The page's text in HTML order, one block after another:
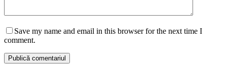
Save my name and email in this browser for the next time I
comment.
Publică comentariul